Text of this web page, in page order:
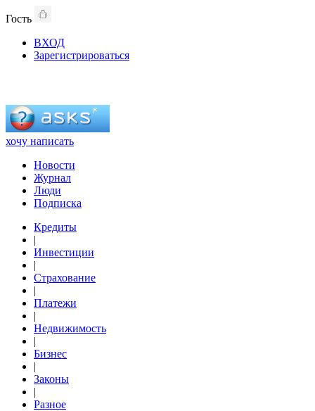
Гость
ВХОД
Зарегистрироваться
хочу написать
Новости
Журнал
Люди
Подписка
Кредиты
|
Инвестиции
|
Страхование
|
Платежи
|
Недвижимость
|
Бизнес
|
Законы
|
Разное